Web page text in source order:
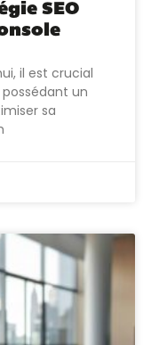
SEO
il est crucial
un
sa